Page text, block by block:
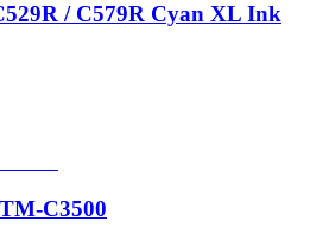
/ C579R Cyan XL Ink
C3500